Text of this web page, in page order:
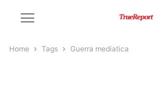
Home Tags Guerra mediatica